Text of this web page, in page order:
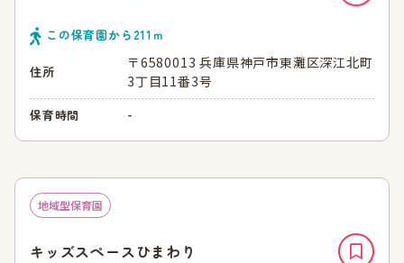
この保育園から 211 ｍ
住所
〒6580013 兵庫県神戸市東灘区深江北町
3丁目11番3号
保育時間 -
地域型保育園
キッズスペースひまわり